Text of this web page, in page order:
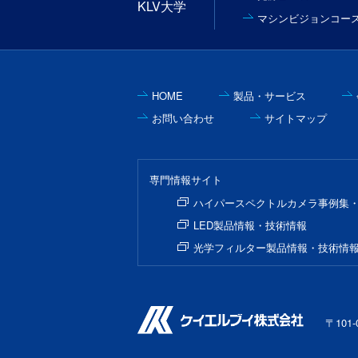
KLV大学
マシンビジョンコー
HOME 製品・サービス
お問い合わせ
サイトマップ
専門情報サイト
ハイパースペクトルカメラ事例集
LED製品情報・技術情報
光学フィルター製品情報・技術情報
〒